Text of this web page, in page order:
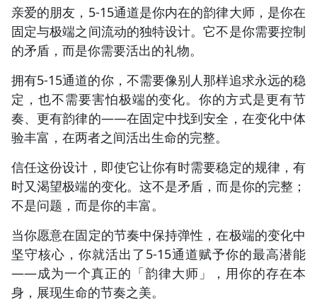
亲爱的朋友，5-15通道是你内在的韵律大师，是你在
固定与极端之间流动的独特设计。它不是你需要控制
的矛盾，而是你需要活出的礼物。
拥有5-15通道的你，不需要像别人那样追求永远的稳
定，也不需要害怕极端的变化。你的方式是更有节
奏、更有韵律的——在固定中找到安全，在变化中体
验丰富，在两者之间活出生命的完整。
信任这份设计，即使它让你有时需要稳定的规律，有
时又渴望极端的变化。这不是矛盾，而是你的完整；
不是问题，而是你的丰富。
当你愿意在固定的节奏中保持弹性，在极端的变化中
坚守核心，你就活出了5-15通道赋予你的最高潜能
——成为一个真正的「韵律大师」，用你的存在本
身，展现生命的节奏之美。